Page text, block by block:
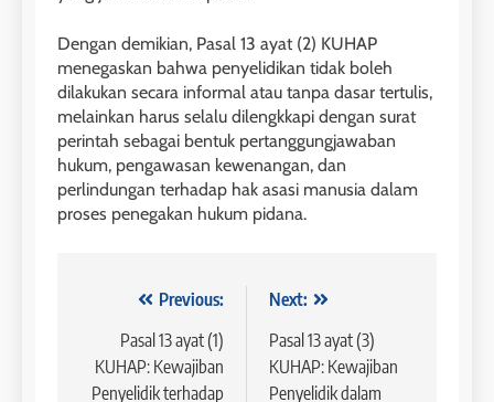
Dengan demikian, Pasal 13 ayat (2) KUHAP
menegaskan bahwa penyelidikan tidak boleh
dilakukan secara informal atau tanpa dasar tertulis,
melainkan harus selalu dilengkkapi dengan surat
perintah sebagai bentuk pertanggungjawaban
hukum, pengawasan kewenangan, dan
perlindungan terhadap hak asasi manusia dalam
proses penegakan hukum pidana.
NavigasiPrevious:
Pasal 13 ayat (1)
KUHAP: Kewajiban
Penyelidik terhadap
Next:
Pasal 13 ayat (3)
KUHAP: Kewajiban
Penyelidik dalam